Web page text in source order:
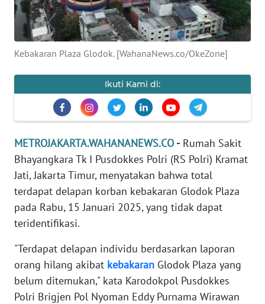
Kebakaran Plaza Glodok. [WahanaNews.co/OkeZone]
Ikuti Kami di:
METROJAKARTA.WAHANANEWS.CO -Rumah Sakit
Bhayangkara Tk I Pusdokkes Polri (RS Polri) Kramat
Jati, Jakarta Timur, menyatakan bahwa total
terdapat delapan korban kebakaran Glodok Plaza
pada Rabu, 15 Januari 2025, yang tidak dapat
teridentifikasi.
"Terdapat delapan individu berdasarkan laporan
orang hilang akibat kebakaran Glodok Plaza yang
belum ditemukan," kata Karodokpol Pusdokkes
Polri Brigjen Pol Nyoman Eddy Purnama Wirawan
KAMI
INFO
IKLAN
KAMI
PEDOMAN
MEDIA
SIBER
REDAKSI
KARIR
DISCLAIMER
Wahana
News
Regional